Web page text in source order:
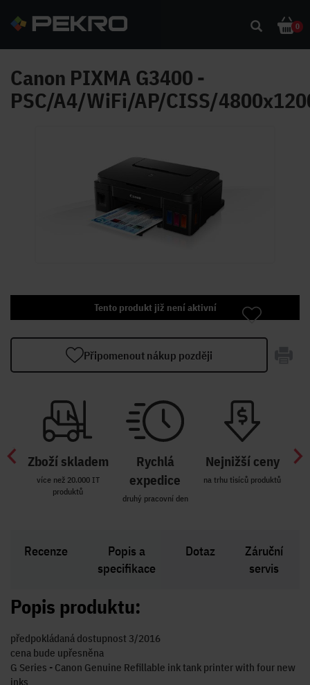
0
Canon PIXMA G3400 -
PSC/A4/WiFi/AP/CISS/
Tento produkt již není aktivní
Připomenout nákup později
Zboží skladem
více než 20.000 IT
produktů
Rychlá
expedice
druhý pracovní den
Nejnižší ceny
na trhu tisíců produktů
Recenze
Popis a
specifikace
Dotaz
Záruční
servis
Popis produktu:
předpokládaná dostupnost 3/2016
cena bude upřesněna
G Series - Canon Genuine Refillable ink tank printer with four new
inks